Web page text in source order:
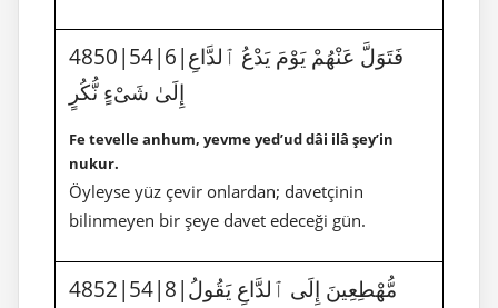
4850|54|6|فَتَوَلَّ عَنْهُمْ يَوْمَ يَدْعُ ٱلدَّاعِ
إِلَىٰ شَىْءٍ نُّكُرٍ
Fe tevelle anhum, yevme yed’ud dâi ilâ şey’in
nukur.
Öyleyse yüz çevir onlardan; davetçinin
bilinmeyen bir şeye davet edeceği gün.
4852|54|8|مُّهْطِعِينَ إِلَى ٱلدَّاعِ يَقُولُ